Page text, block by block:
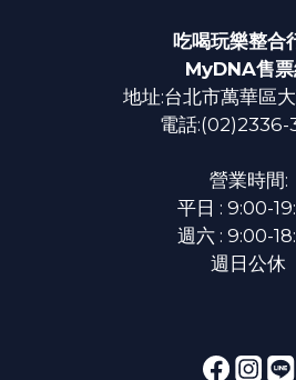
吃喝玩樂整合
MyDNA售票
地址:台北市萬華區
電話
營業時間:
平日 : 9:00-
週六 : 9:00-
週日公休